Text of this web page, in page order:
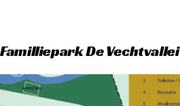
De Vechtvallei